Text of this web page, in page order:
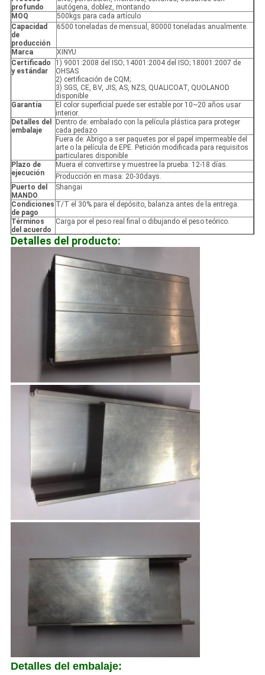
profundo
autógena, doblez, montando
MOQ
500kgs para cada artículo
Capacidad
de
producción
6500 toneladas de mensual, 80000 toneladas anualmente.
Marca
XINYU
Certificado
y estándar
1) 9001:2008 del ISO; 14001:2004 del ISO; 18001:2007 de
OHSAS
2) certificación de CQM;
3) SGS, CE, BV, JIS, AS, NZS, QUALICOAT, QUOLANOD
disponible
Garantía
El color superficial puede ser estable por 10~20 años usar
interior.
Detalles del
embalaje
Dentro de: embalado con la película plástica para proteger
cada pedazo
Fuera de: Abrigo a ser paquetes por el papel impermeable del
arte o la película de EPE. Petición modificada para requisitos
particulares disponible
Plazo de
ejecución
Muera el convertirse y muestree la prueba: 12-18 días.
Producción en masa: 20-30days.
Puerto del
MANDO
Shangai
Condiciones
de pago
T/T el 30% para el depósito, balanza antes de la entrega.
Términos
del acuerdo
Carga por el peso real final o dibujando el peso teórico.
Detalles del producto:
Detalles del embalaje: